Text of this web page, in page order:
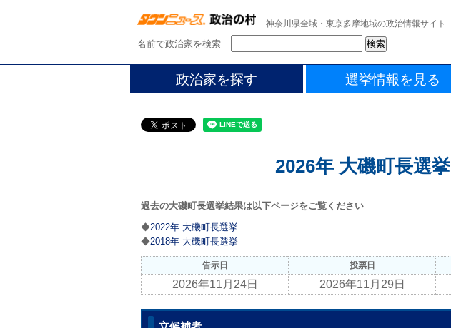
神奈川県全域・東京多摩地域の政治情報サイト
名前で政治家を検索
政治家を探す 選挙情報を見る
2026年 大磯町長選挙
過去の大磯町長選挙結果は以下ページをご覧ください
◆2022年 大磯町長選挙
◆2018年 大磯町長選挙
告示日 投票日
2026年11月24日 2026年11月29日